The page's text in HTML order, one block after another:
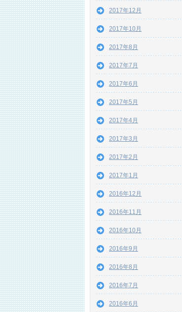
2017年12月
2017年10月
2017年8月
2017年7月
2017年6月
2017年5月
2017年4月
2017年3月
2017年2月
2017年1月
2016年12月
2016年11月
2016年10月
2016年9月
2016年8月
2016年7月
2016年6月